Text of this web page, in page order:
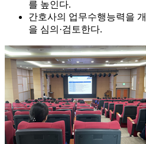
를 높인다.
간호사의 업무수행능력을
을 심의·검토한다.